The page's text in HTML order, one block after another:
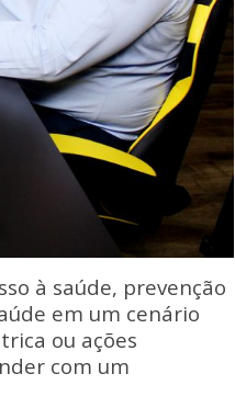
à saúde, prevenção
em um cenário
ou ações
com um